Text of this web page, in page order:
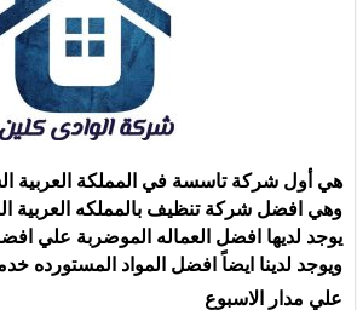
يوجد لديها افضل العماله الموضربة علي
علي مدار الاسبوع